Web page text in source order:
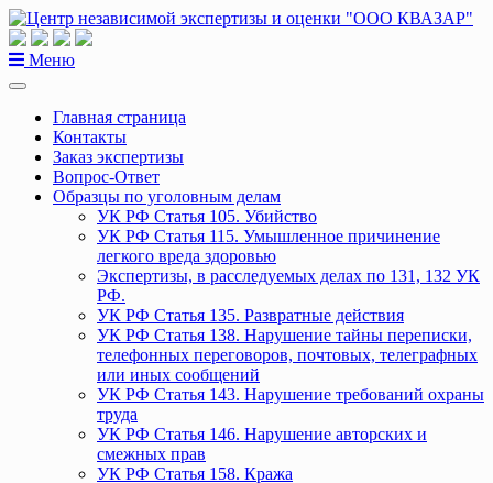
Перейти
к
содержанию
Меню
Главная страница
Контакты
Заказ экспертизы
Вопрос-Ответ
Образцы по уголовным делам
УК РФ Статья 105. Убийство
УК РФ Статья 115. Умышленное причинение
легкого вреда здоровью
Экспертизы, в расследуемых делах по 131, 132 УК
РФ.
УК РФ Статья 135. Развратные действия
УК РФ Статья 138. Нарушение тайны переписки,
телефонных переговоров, почтовых, телеграфных
или иных сообщений
УК РФ Статья 143. Нарушение требований охраны
труда
УК РФ Статья 146. Нарушение авторских и
смежных прав
УК РФ Статья 158. Кража